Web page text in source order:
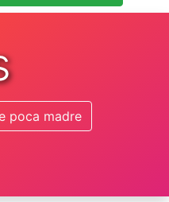
poca madre